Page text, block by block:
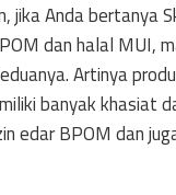
jika Anda bertanya
dan halal MUI,
Artinya
banyak khasiat
edar BPOM dan